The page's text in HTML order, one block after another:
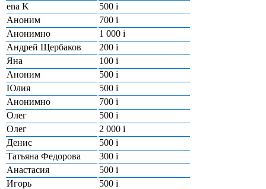
ena K 500 i
Аноним
700 i
Анонимно
1 000 i
Андрей Щербаков
200 i
Яна
100 i
Аноним
500 i
Юлия
500 i
Анонимно
700 i
Олег
500 i
Олег
2 000 i
Денис
500 i
Татьяна Федорова
300 i
Анастасия
500 i
Игорь
500 i